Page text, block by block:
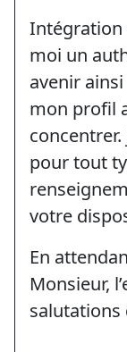
Intégration
moi un
avenir
mon profil
pour tout
votre
En
Monsieur,
salutations